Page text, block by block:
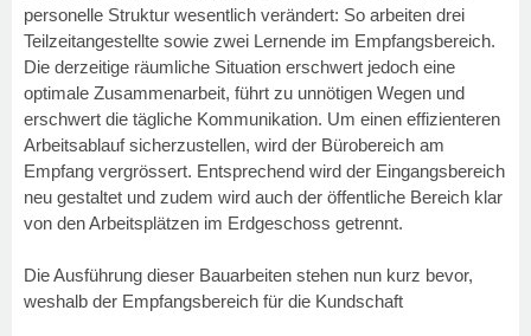
personelle Struktur wesentlich verändert: So arbeiten drei
Teilzeitangestellte sowie zwei Lernende im Empfangsbereich.
Die derzeitige räumliche Situation erschwert jedoch eine
optimale Zusammenarbeit, führt zu unnötigen Wegen und
erschwert die tägliche Kommunikation. Um einen effizienteren
Arbeitsablauf sicherzustellen, wird der Bürobereich am
Empfang vergrössert. Entsprechend wird der Eingangsbereich
neu gestaltet und zudem wird auch der öffentliche Bereich klar
von den Arbeitsplätzen im Erdgeschoss getrennt.
Die Ausführung dieser Bauarbeiten stehen nun kurz bevor,
weshalb der Empfangsbereich für die Kundschaft